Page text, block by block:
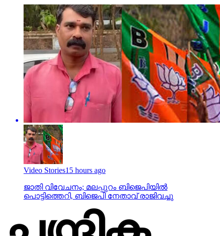
Video Stories15 hours ago
ജാതി വിവേചനം; മലപ്പുറം ബിജെപിയില്‍
പൊട്ടിത്തെറി, ബിജെപി നേതാവ് രാജിവച്ചു